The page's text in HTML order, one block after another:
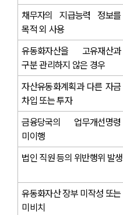
채무자의 지급능력 정보를
목적 외 사용
유동화자산을 고유재산과
구분 관리하지 않은 경우
자산유동화계획과 다른 자금
차입 또는 투자
금융당국의 업무개선명령
미이행
법인 직원 등의 위반행위 발생
유동화자산 장부 미작성 또는
미비치